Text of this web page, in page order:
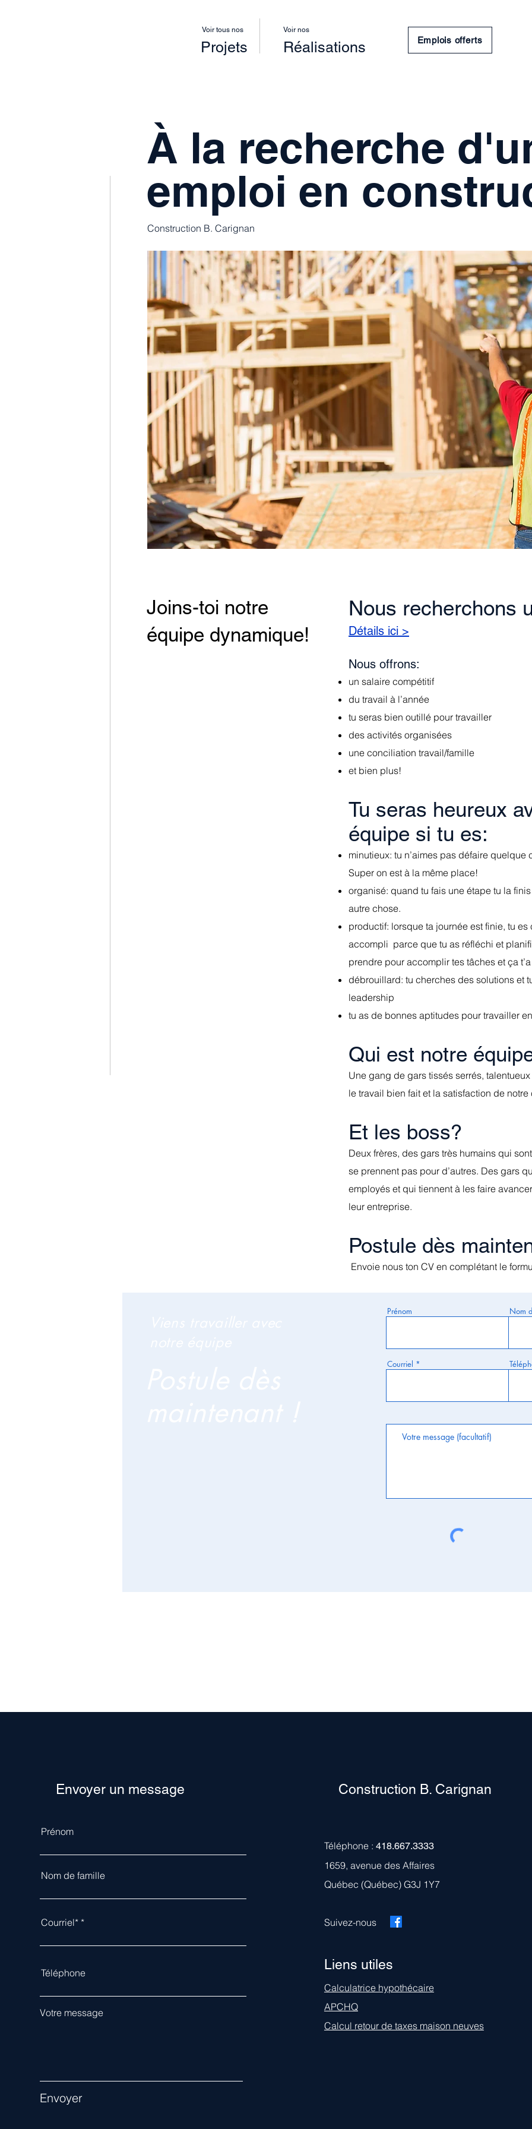
Voir tous nos
Projets Réalisations
Voir nos
Emplois offerts
À la recherche
emploi en
Construction B. Carignan
Joins-toi notre
équipe dynamique!
Nous recherchons
Détails ici >
Nous offrons:
un salaire compétitif
du travail à l’année
tu seras bien outillé pour travailler
des activités organisées
une conciliation travail/famille
et bien plus!
Tu seras heureux
équipe si tu es:
minutieux: tu n’aimes pas défaire quelque
Super on est à la même place!
organisé: quand tu fais une étape tu la
autre chose.
productif: lorsque ta journée est finie, tu es
accompli parce que tu as réfléchi et
prendre pour accomplir tes tâches et ça
débrouillard: tu cherches des solutions et
leadership
tu as de bonnes aptitudes pour travailler
Qui est notre
Une gang de gars tissés serrés,
le travail bien fait et la satisfaction de notre
Et les boss?
Deux frères, des gars très humains qui
se prennent pas pour d’autres. Des gars
employés et qui tiennent à les faire
leur entreprise.
Postule dès
Envoie nous ton CV en complétant le
Prénom Nom
Courriel
Envoyer un message
Prénom
Nom de famille
Courriel*
Téléphone
Votre message
Envoyer
Construction B. Carignan
Téléphone : 418.667.3333
1659, avenue des Affaires
Québec (Québec) G3J 1Y7
Suivez-nous
Liens utiles
Calculatrice hypothécaire
APCHQ
Calcul retour de taxes maison neuves